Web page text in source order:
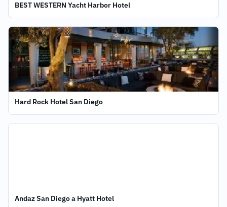
BEST WESTERN Yacht Harbor Hotel
Hard Rock Hotel San Diego
Andaz San Diego a Hyatt Hotel